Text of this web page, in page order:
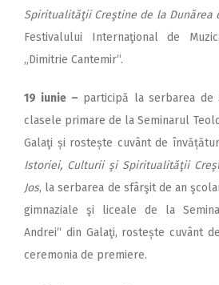
Spiritualităţii Creştine de la Dunărea
Festivalului Internaţional de
„Dimitrie Cantemir“.
19 iunie – participă la serbarea
clasele primare de la Seminarul
Galaţi și rostește cuvânt de
Istoriei, Culturii şi Spiritualităţii
Jos, la serbarea de sfârşit de an
gimnaziale şi liceale de la
Andrei“ din Galaţi, rostește cuvânt
ceremonia de premiere.